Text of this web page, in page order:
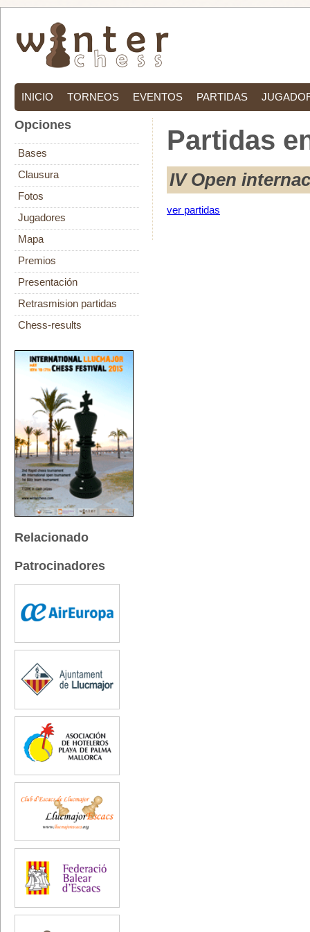
INICIO TORNEOS EVENTOS PARTIDAS
Partidas
IV Open
ver partidas
Opciones
Bases
Clausura
Fotos
Jugadores
Mapa
Premios
Presentación
Retrasmision partidas
Chess-results
Relacionado
Patrocinadores